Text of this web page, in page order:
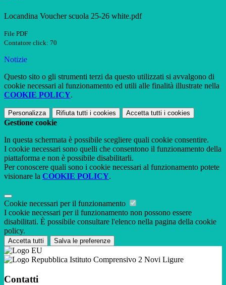
Locandina Voucher scuola 25-26 white.pdf
File PDF
Contatore click: 70
Notizie
Questo sito o gli strumenti terzi da questo utilizzati si avvalgono di
cookie necessari al funzionamento ed utili alle finalità illustrate nella
COOKIE POLICY.
Personalizza Rifiuta tutti i cookies Accetta tutti i cookies
Gestione cookie
In questa schermata è possibile scegliere quali cookie consentire.
I cookie necessari sono quelli che consentono il funzionamento della
piattaforma e non è possibile disabilitarli.
Per conoscere quali sono i cookie necessari al funzionamento potete
visionare la COOKIE POLICY.
Cookie necessari per il funzionamento
I cookie necessari per il funzionamento non possono essere
disabilitati. È possibile consultare l'elenco nella pagina della cookie
policy.
Accetta tutti Salva le preferenze
Istituto Comprensivo 2 Novi Ligure
Contatti